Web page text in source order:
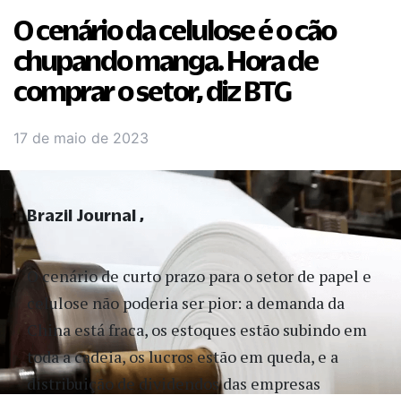
O cenário da celulose é o cão
chupando manga. Hora de
comprar o setor, diz BTG
17 de maio de 2023
O cenário de curto prazo para o setor de papel e
celulose não poderia ser pior: a demanda da
China está fraca, os estoques estão subindo em
toda a cadeia, os lucros estão em queda, e a
distribuição de dividendos das empresas
Brazil Journal